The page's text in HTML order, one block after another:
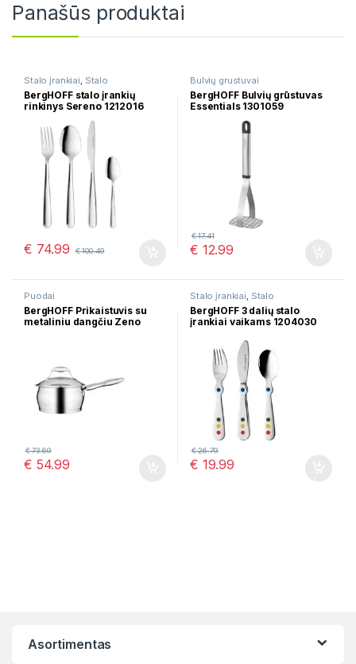
Panašūs produktai
Stalo įrankiai, Stalo
serveravimui
BergHOFF stalo įrankių
rinkinys Sereno 1212016
€ 74.99 €100.49
Bulvių grustuvai
BergHOFF Bulvių grūstuvas
Essentials 1301059
€ 12.99
€17.41
Puodai
BergHOFF Prikaistuvis su
metaliniu dangčiu Zeno
€ 54.99
€73.69
Stalo įrankiai, Stalo
serveravimui
BergHOFF 3 dalių stalo
įrankiai vaikams 1204030
€ 19.99
€26.79
Asortimentas